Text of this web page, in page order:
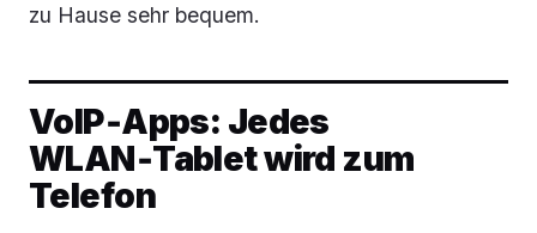
zu Hause sehr bequem.
VoIP‑Apps: Jedes
WLAN‑Tablet wird zum
Telefon